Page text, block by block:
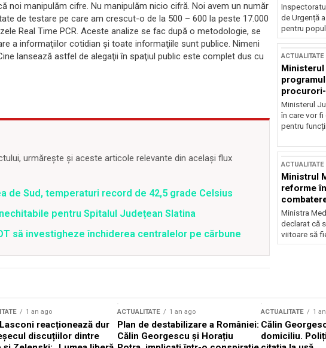
noi manipulăm cifre. Nu manipulăm nicio cifră. Noi avem un număr
de testare pe care am crescut-o de la 500 – 600 la peste 17.000
Real Time PCR. Aceste analize se fac după o metodologie, se
a informaţiilor cotidian şi toate informaţiile sunt publice. Nimeni
lansează astfel de alegaţii în spaţiul public este complet dus cu
urmărește și aceste articole relevante din același flux
de Sud, temperaturi record de 42,5 grade Celsius
pentru Spitalul Județean Slatina
să investigheze închiderea centralelor pe cărbune
de Urgență
pentru
ACTUALITATE
Ministerul
în care vor
pentru
ACTUALITATE
Ministrul
reforme
Ministra
declarat că
viitoare să
1 an ago
reacționează dur
discuțiilor dintre
ACTUALITATE 1 an ago
Plan de destabilizare a României:
Călin Georgescu și Horațiu
ACTUALITATE 1
Călin
domiciliu.